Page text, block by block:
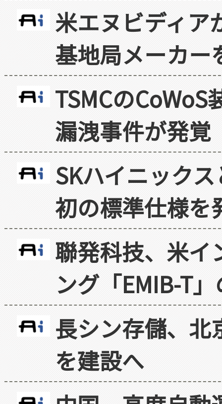
米エヌビディア
基地局メーカー
TSMCの
漏洩事件が発覚
SKハイニック
初の標準仕様を
聯発科技、米イ
ング「EMIB-T
長シン存儲、北
を建設へ